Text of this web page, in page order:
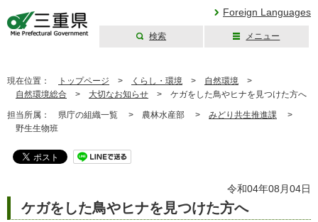
Foreign Languages
検索 メニュー
現在位置： トップページ > くらし・環境 > 自然環境 >
自然環境総合 > 大切なお知らせ > ケガをした鳥やヒナを見つけた方へ
担当所属： 県庁の組織一覧 > 農林水産部 > みどり共生推進課 >
野生生物班
令和04年08月04日
ケガをした鳥やヒナを見つけた方へ